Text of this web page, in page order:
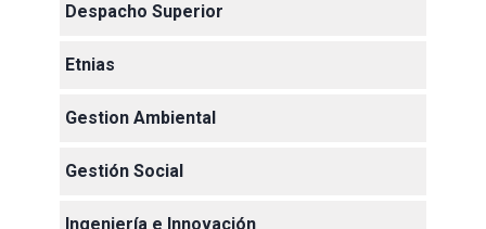
Despacho Superior
Etnias
Gestion Ambiental
Gestión Social
Ingeniería e Innovación